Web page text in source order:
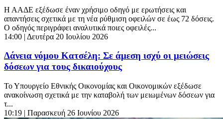
Η ΑΑΔΕ εξέδωσε έναν χρήσιμο οδηγό με ερωτήσεις και
απαντήσεις σχετικά με τη νέα ρύθμιση οφειλών σε έως 72 δόσεις.
Ο οδηγός περιγράφει αναλυτικά ποιες οφειλές...
14:00 | Δευτέρα 20 Ιουλίου 2026
Δάνεια νόμου Κατσέλη: Σε άμεση ισχύ οι μειώσεις
δόσεων για τους δικαιούχους
Το Υπουργείο Εθνικής Οικονομίας και Οικονομικών εξέδωσε
ανακοίνωση σχετικά με την καταβολή των μειωμένων δόσεων για
τ...
10:19 | Παρασκευή 26 Ιουνίου 2026